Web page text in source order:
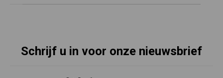
Schrijf u in voor onze nieuwsbrief